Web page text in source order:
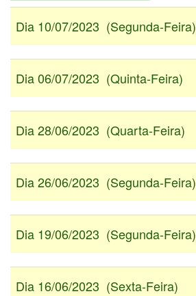
Dia 10/07/2023 (Segunda-Feira)
Dia 06/07/2023 (Quinta-Feira)
Dia 28/06/2023 (Quarta-Feira)
Dia 26/06/2023 (Segunda-Feira)
Dia 19/06/2023 (Segunda-Feira)
Dia 16/06/2023 (Sexta-Feira)